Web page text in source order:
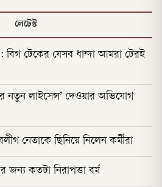
লেটেস্ট
টেকের যেসব ধান্দা আমরা টেরই
নতুন লাইসেন্স’ দেওয়ার অভিযোগ
নেতাকে ছিনিয়ে নিলেন কর্মীরা
জন্য কতটা নিরাপত্তা বর্ম